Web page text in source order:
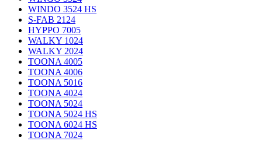
WINDO 3524 HS
S-FAB 2124
HYPPO 7005
WALKY 1024
WALKY 2024
TOONA 4005
TOONA 4006
TOONA 5016
TOONA 4024
TOONA 5024
TOONA 5024 HS
TOONA 6024 HS
TOONA 7024